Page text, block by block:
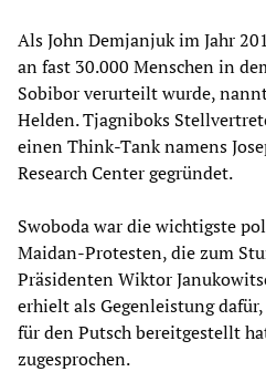
Als John Demjanjuk im Jahr
an fast 30.000 Menschen in
Sobibor verurteilt wurde,
Helden. Tjagniboks
einen Think-Tank namens
Research Center gegründet.
Swoboda war die wichtigste
Maidan-Protesten, die zum
Präsidenten Wiktor
erhielt als Gegenleistung
für den Putsch bereitgestellt
zugesprochen.